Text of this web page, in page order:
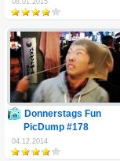
08.01.2015
Donnerstags Fun
PicDump #178
04.12.2014